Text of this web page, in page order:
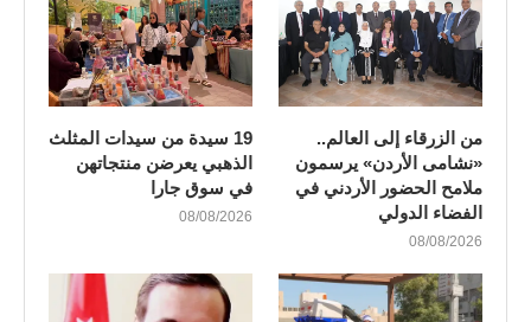
من الزرقاء إلى العالم..
«نشامى الأردن» يرسمون
ملامح الحضور الأردني في
الفضاء الدولي
08/08/2026
19 سيدة من سيدات المثلث
الذهبي يعرضن منتجاتهن
في سوق جارا
08/08/2026